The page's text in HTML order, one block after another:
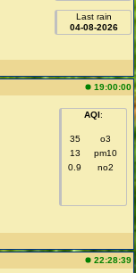
Last rain
04-08-2026
19:00:00
AQI:
35
o3
13
pm10
0.9
no2
22:28:39